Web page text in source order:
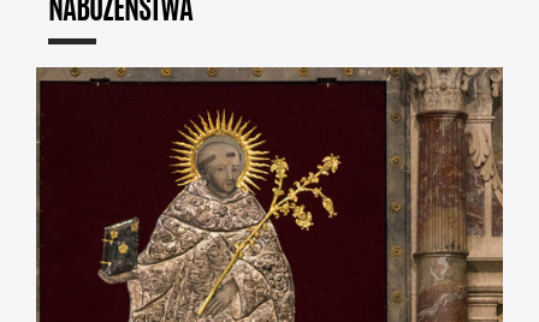
NABOŻEŃSTWA